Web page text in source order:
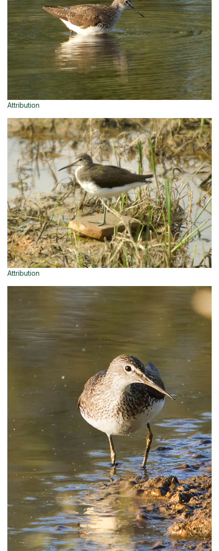
Attribution
Attribution